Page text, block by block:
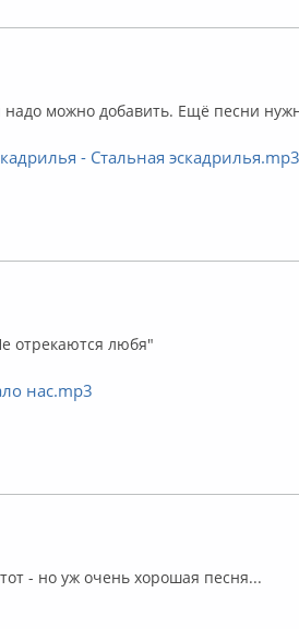
надо можно добавить. Ещё песни
- Стальная эскадрилья.mp3
отрекаются любя"
нас.mp3
- но уж очень хорошая песня...